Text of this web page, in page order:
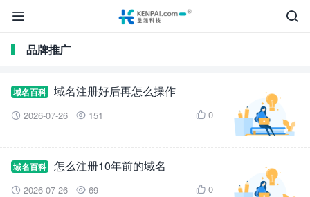


品牌推广
域名百科 域名注册好后再怎么操作
 2026-07-26  151  0
域名百科 怎么注册10年前的域名
 2026-07-26  69  0